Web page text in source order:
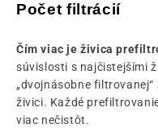
Počet filtrácií
Čím viac je živica
súvislosti s najčistejšími
„dvojnásobne
živici. Každé
viac nečistôt.